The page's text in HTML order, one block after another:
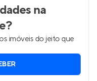
na
?
imóveis do jeito que